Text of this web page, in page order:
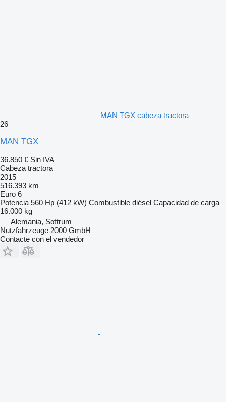
MAN TGX cabeza tractora
26
MAN TGX
36.850 € Sin IVA
Cabeza tractora
2015
516.393 km
Euro 6
Potencia 560 Hp (412 kW) Combustible diésel Capacidad de carga
16.000 kg
Alemania, Sottrum
Nutzfahrzeuge 2000 GmbH
Contacte con el vendedor